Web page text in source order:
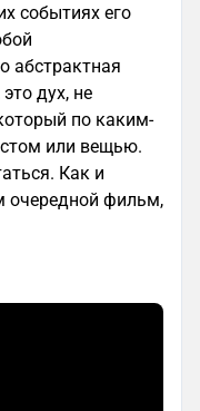
событиях его
абстрактная
дух, не
по каким-
или вещью.
Как и
очередной фильм,